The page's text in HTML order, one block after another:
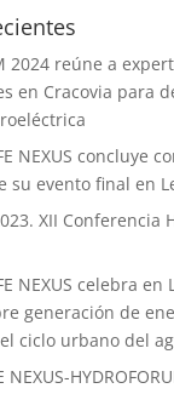
2024 reúne a
en Cracovia para
NEXUS concluye
su evento final en
XII Conferencia
NEXUS celebra
generación de
ciclo urbano del
NEXUS-